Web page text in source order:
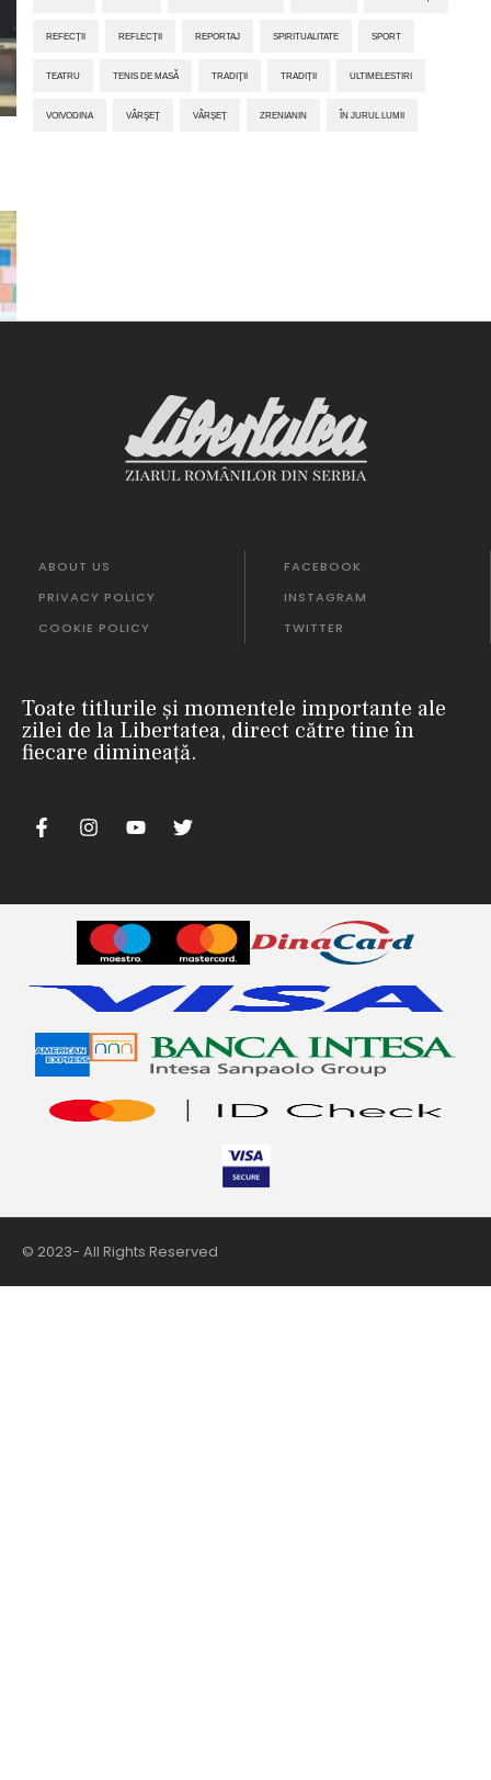
REFECȚII REFLECȚII REPORTAJ SPIRITUALITATE SPORT
TEATRU TENIS DE MASĂ TRADIŢII TRADIȚII ULTIMELESTIRI
VOIVODINA VÂRŞEŢ VÂRȘEȚ ZRENIANIN ÎN JURUL LUMII
ABOUT US
PRIVACY POLICY
COOKIE POLICY
FACEBOOK
INSTAGRAM
TWITTER
Toate titlurile și momentele importante ale
zilei de la Libertatea, direct către tine în
fiecare dimineață.
© 2023- All Rights Reserved